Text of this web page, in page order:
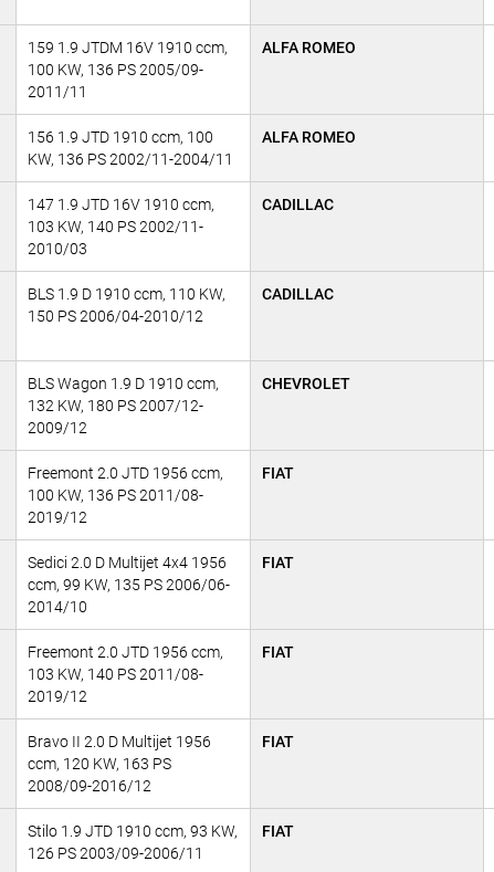
159 1.9 JTDM 16V 1910 ccm,
100 KW, 136 PS 2005/09-
2011/11
ALFA ROMEO
156 1.9 JTD 1910 ccm, 100
KW, 136 PS 2002/11-2004/11
ALFA ROMEO
147 1.9 JTD 16V 1910 ccm,
103 KW, 140 PS 2002/11-
2010/03
CADILLAC
BLS 1.9 D 1910 ccm, 110 KW,
150 PS 2006/04-2010/12
CADILLAC
BLS Wagon 1.9 D 1910 ccm,
132 KW, 180 PS 2007/12-
2009/12
CHEVROLET
Freemont 2.0 JTD 1956 ccm,
100 KW, 136 PS 2011/08-
2019/12
FIAT
Sedici 2.0 D Multijet 4x4 1956
ccm, 99 KW, 135 PS 2006/06-
2014/10
FIAT
Freemont 2.0 JTD 1956 ccm,
103 KW, 140 PS 2011/08-
2019/12
FIAT
Bravo II 2.0 D Multijet 1956
ccm, 120 KW, 163 PS
2008/09-2016/12
FIAT
Stilo 1.9 JTD 1910 ccm, 93 KW,
126 PS 2003/09-2006/11
FIAT